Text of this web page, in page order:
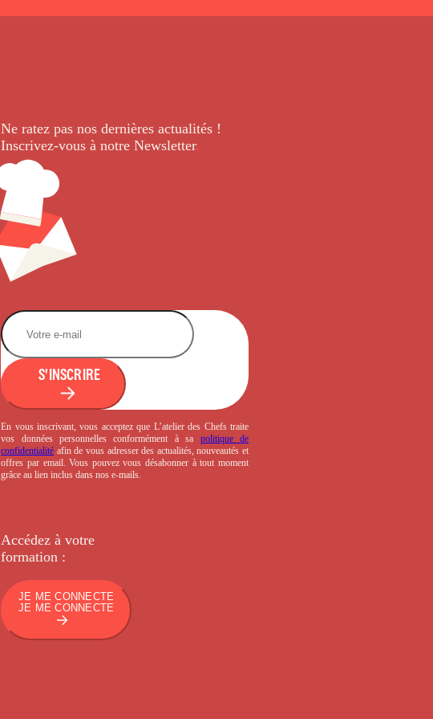
Ne ratez pas nos dernièresactualités !
Inscrivez-vous à notre Newsletter.
S'INSCRIRE
En vous inscrivant, vous acceptez que L’atelier des Chefs traite
vos données personnelles conformément à sa politique de
confidentialité afin de vous adresser des actualités, nouveautés et
offres par email. Vous pouvez vous désabonner à tout moment
grâce au lien inclus dans nos e-mails.
Accédez à votre
formation :
JE ME CONNECTE
JE ME CONNECTE